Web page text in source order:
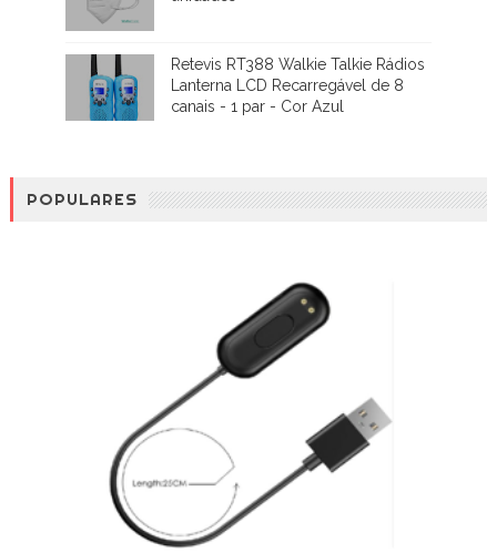
Retevis RT388 Walkie Talkie Rádios
Lanterna LCD Recarregável de 8
canais - 1 par - Cor Azul
POPULARES